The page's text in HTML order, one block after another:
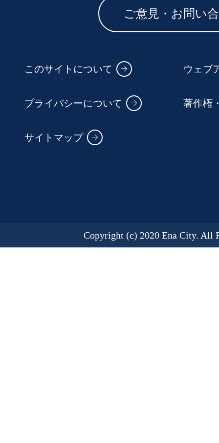
ご意見・お問い
このサイトについて ウェブ
プライバシーについて 著作権
サイトマップ
Copyright (c) 2020 Ena City. All